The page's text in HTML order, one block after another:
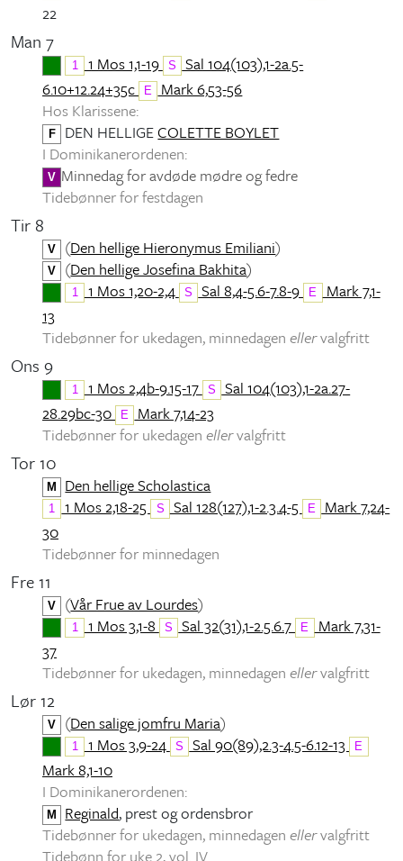
22
Man 7
1 1 Mos 1,1-19 S
Sal 104(103),1-2a.5-
6.10+12.24+35c
E
Mark 6,53-56
Hos Klarissene:
F DEN HELLIGECOLETTE BOYLET
I Dominikanerordenen:
V Minnedag for avdøde mødre og fedre
Tidebønner for festdagen
Tir 8
V (Den hellige Hieronymus Emiliani)
V (Den hellige Josefina Bakhita)
1 1 Mos 1,20-2,4 S Sal 8,4-5.6-7.8-9 E Mark 7,1-
13
Tidebønner for ukedagen, minnedagen ellervalgfritt
Ons 9
1 1 Mos 2,4b-9.15-17 S
Sal 104(103),1-2a.27-
28.29bc-30
E
Mark 7,14-23
Tidebønner for ukedagen ellervalgfritt
Tor 10
M Den hellige Scholastica
1 1 Mos 2,18-25 S Sal 128(127),1-2.3.4-5 E
Mark 7,24-
30
Tidebønner for minnedagen
Fre 11
V (Vår Frue av Lourdes)
1 1 Mos 3,1-8 S Sal 32(31),1-2.5.6.7 E Mark 7,31-
37
Tidebønner for ukedagen, minnedagen ellervalgfritt
Lør 12
V (Den salige jomfru Maria)
1 1 Mos 3,9-24 S Sal 90(89),2.3-4.5-6.12-13 E
Mark 8,1-10
I Dominikanerordenen:
M Reginald, prest og ordensbror
Tidebønner for ukedagen, minnedagen ellervalgfritt
Tidebønn for uke 2, vol. IV